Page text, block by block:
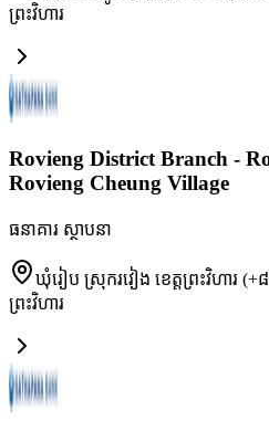
ព្រះវិហារ
Rovieng District Branch -
Rovieng Cheung Village
ធនាគារ ស្ថាបនា
ឃុំរៀប ស្រុករវៀង ខេត្តព្រះវិហា
ព្រះវិហារ